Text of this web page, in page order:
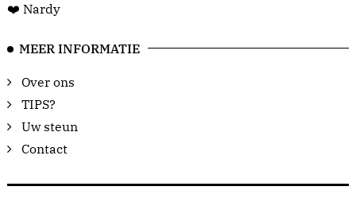
❤️ Nardy
MEER INFORMATIE
Over ons
TIPS?
Uw steun
Contact